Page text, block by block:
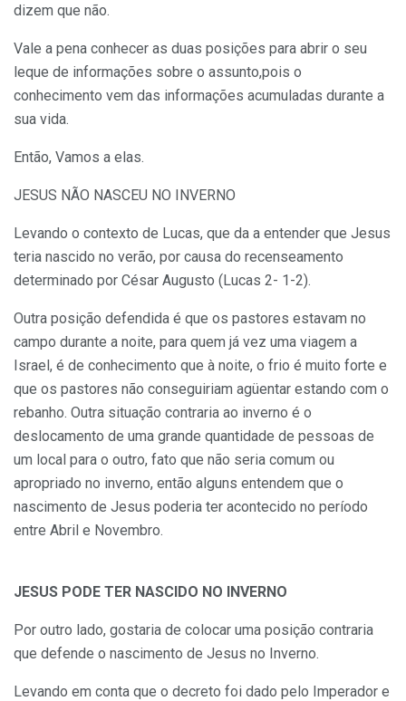
dizem que não.
Vale a pena conhecer as duas posições para abrir o seu
leque de informações sobre o assunto,pois o
conhecimento vem das informações acumuladas durante a
sua vida.
Então, Vamos a elas.
JESUS NÃO NASCEU NO INVERNO
Levando o contexto de Lucas, que da a entender que Jesus
teria nascido no verão, por causa do recenseamento
determinado por César Augusto (Lucas 2- 1-2).
Outra posição defendida é que os pastores estavam no
campo durante a noite, para quem já vez uma viagem a
Israel, é de conhecimento que à noite, o frio é muito forte e
que os pastores não conseguiriam agüentar estando com o
rebanho. Outra situação contraria ao inverno é o
deslocamento de uma grande quantidade de pessoas de
um local para o outro, fato que não seria comum ou
apropriado no inverno, então alguns entendem que o
nascimento de Jesus poderia ter acontecido no período
entre Abril e Novembro.
JESUS PODE TER NASCIDO NO INVERNO
Por outro lado, gostaria de colocar uma posição contraria
que defende o nascimento de Jesus no Inverno.
Levando em conta que o decreto foi dado pelo Imperador e